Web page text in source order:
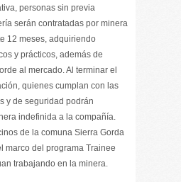
personas sin previa
serán contratadas por minera
12 meses, adquiriendo
y prácticos, además de
al mercado. Al terminar el
quienes cumplan con las
y de seguridad podrán
indefinida a la compañía.
de la comuna Sierra Gorda
marco del programa Trainee
trabajando en la minera.